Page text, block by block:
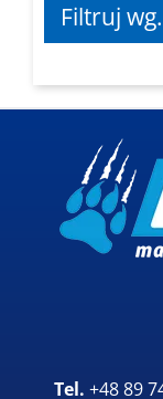
Filtruj wg.
Tel. +48 89